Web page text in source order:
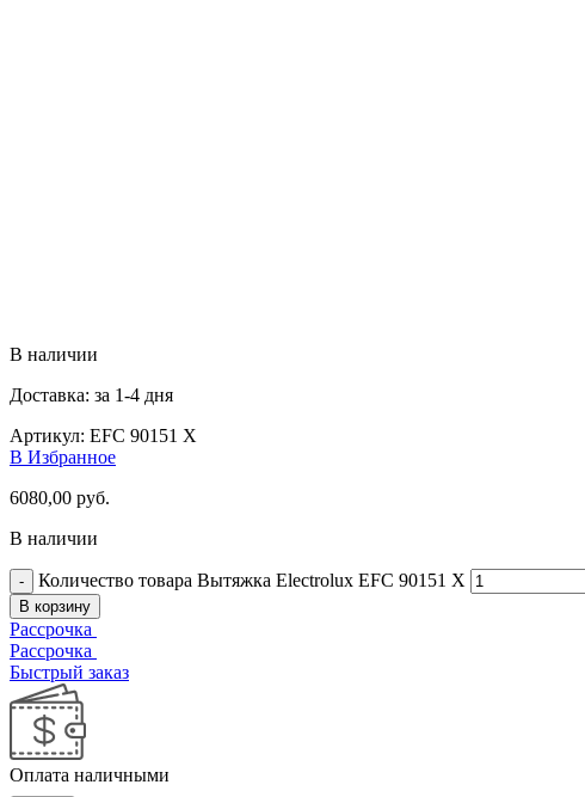
В наличии
Доставка: за 1-4 дня
Артикул: EFC 90151 X
В Избранное
6080,00 руб.
В наличии
Количество товара Вытяжка Electrolux EFC 90151 X
В корзину
Рассрочка
Рассрочка
Быстрый заказ
Оплата наличными